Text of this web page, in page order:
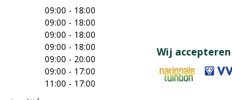
09:00 - 18:00
09:00 - 18:00
09:00 - 18:00
09:00 - 18:00
09:00 - 20:00
09:00 - 17:00
11:00 - 17:00
Wij accepteren